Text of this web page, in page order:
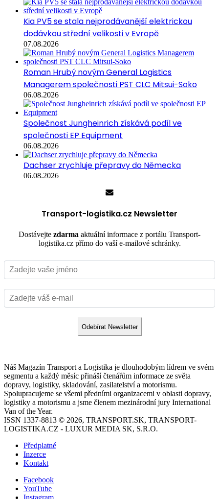
Kia PV5 se stala nejprodávanější elektrickou
dodávkou střední velikosti v Evropě
07.08.2026
Roman Hrubý novým General Logistics
Managerem společnosti PST CLC Mitsui-Soko
06.08.2026
Společnost Jungheinrich získává podíl ve
společnosti EP Equipment
06.08.2026
Dachser zrychluje přepravy do Německa
06.08.2026
Transport-logistika.cz Newsletter
Dostávejte zdarma aktuální informace z portálu Transport-
logistika.cz přímo do vaší e-mailové schránky.
Odebírat Newsletter
Náš Magazín Transport a Logistika je dlouhodobým lídrem ve svém
segmentu a každý měsíc přináší čtenářům informace ze světa
dopravy, logistiky, skladování, zasilatelství a motorismu.
Spolupracujeme se všemi předními organizacemi v oblasti dopravy,
logistiky a motorismu a jsme členem mezinárodní jury International
Van of the Year.
ISSN 1337-8813 © 2026, TRANSPORT.SK, TRANSPORT-
LOGISTIKA.CZ - LUXUR MEDIA SK, S.R.O.
Předplatné
Inzerce
Kontakt
Facebook
YouTube
Instagram